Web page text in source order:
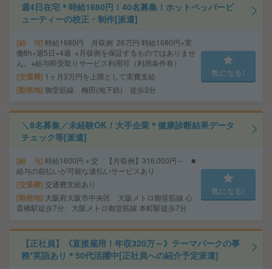
週4日在宅＊時給1680円！40名募集！ホットペッパービ
ューティーの校正・制作[派遣]
給 与 時給1680円 月収例 26万円 時給1680円×実
働8h×週5日×4週 ※月収例を保証するものではありませ
ん。※給与即受取りサービス利用可（利用条件有）
交通費 1ヶ月3万円を上限として実費支給
勤務地 御堂筋線 梅田(地下鉄) 徒歩3分
気になる!
＼8名募集／未経験OK！大手企業＊健康診断結果データ
チェック等[派遣]
給 与 時給1600円＋交 【月収例】316,000円～ ■
給与の前払いが可能な速払いサービスあり
交通費 交通費支給あり
勤務地 大阪府大阪市中央区 大阪メトロ御堂筋線 心
斎橋駅徒歩7分、大阪メトロ御堂筋線 本町駅徒歩7分
気になる!
【正社員】《直接雇用！年収320万～》テーマパークの事
務*英語あり＊50代活躍中[正社員への紹介予定派遣]